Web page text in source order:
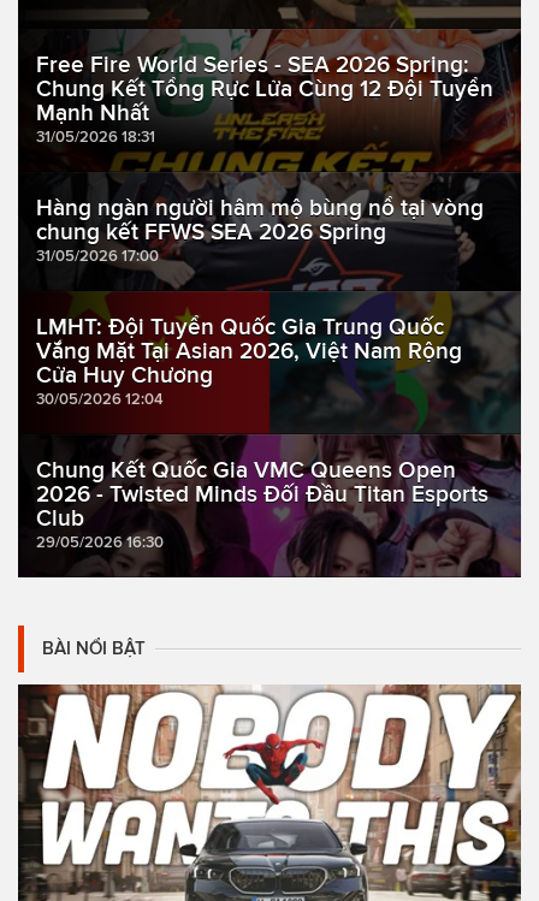
Free Fire World Series - SEA 2026 Spring:
Chung Kết Tổng Rực Lửa Cùng 12 Đội Tuyển
Mạnh Nhất
31/05/2026 18:31
Hàng ngàn người hâm mộ bùng nổ tại vòng
chung kết FFWS SEA 2026 Spring
31/05/2026 17:00
LMHT: Đội Tuyển Quốc Gia Trung Quốc
Vắng Mặt Tại Asian 2026, Việt Nam Rộng
Cửa Huy Chương
30/05/2026 12:04
Chung Kết Quốc Gia VMC Queens Open
2026 - Twisted Minds Đối Đầu Titan Esports
Club
29/05/2026 16:30
BÀI NỔI BẬT